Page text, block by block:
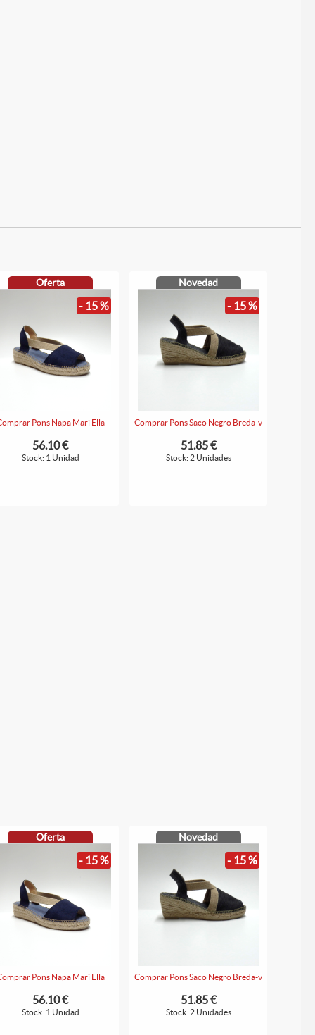
Oferta
- 15 %
Pons Napa Mari Ella
56.10 €
Stock: 1 Unidad
Novedad
- 15 %
Comprar Pons Saco Negro Breda-v
51.85 €
Stock: 2 Unidades
Oferta
- 15 %
Pons Napa Mari Ella
56.10 €
Stock: 1 Unidad
Novedad
- 15 %
Comprar Pons Saco Negro Breda-v
51.85 €
Stock: 2 Unidades